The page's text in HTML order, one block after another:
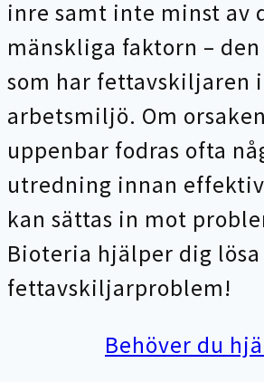
inre samt inte minst av
mänskliga faktorn –
som har fettavskiljaren
arbetsmiljö. Om
uppenbar fodras ofta
utredning innan
kan sättas in mot
Bioteria hjälper dig
fettavskiljarproblem!
Behöver du